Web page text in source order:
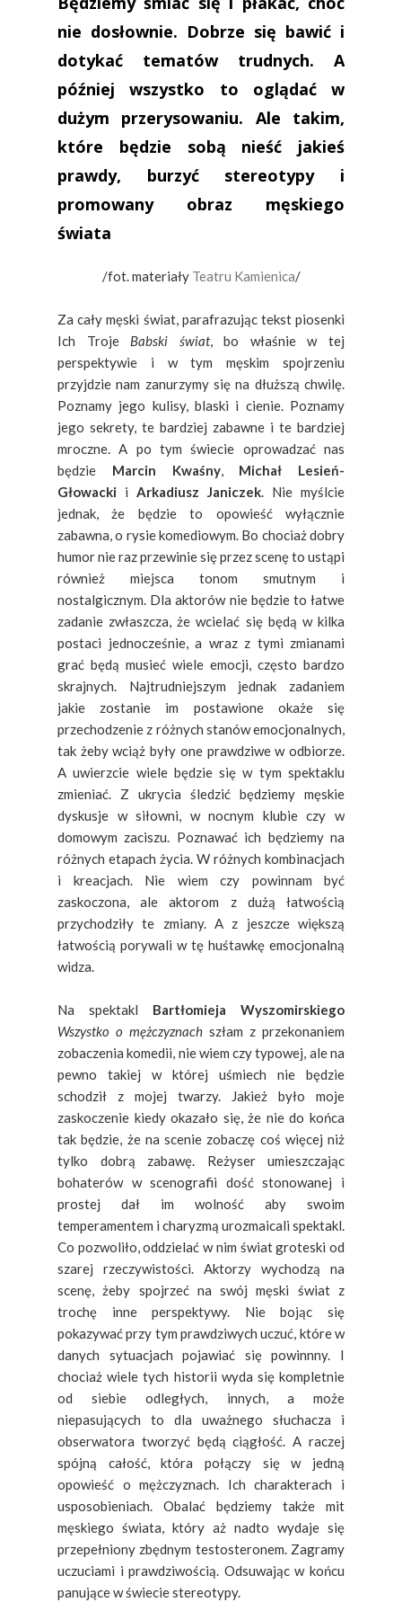
nie dosłownie. Dobrze się bawić i
dotykać tematów trudnych. A
później wszystko to oglądać w
dużym przerysowaniu. Ale takim,
które będzie sobą nieść jakieś
prawdy, burzyć stereotypy i
promowany obraz męskiego
świata
/fot. materiały Teatru Kamienica/
Za cały męski świat, parafrazując tekst piosenki
Ich Troje Babski świat, bo właśnie w tej
perspektywie i w tym męskim spojrzeniu
przyjdzie nam zanurzymy się na dłuższą chwilę.
Poznamy jego kulisy, blaski i cienie. Poznamy
jego sekrety, te bardziej zabawne i te bardziej
mroczne. A po tym świecie oprowadzać nas
będzie Marcin Kwaśny, Michał Lesień-
Głowacki i Arkadiusz Janiczek. Nie myślcie
jednak, że będzie to opowieść wyłącznie
zabawna, o rysie komediowym. Bo chociaż dobry
humor nie raz przewinie się przez scenę to ustąpi
również miejsca tonom smutnym i
nostalgicznym. Dla aktorów nie będzie to łatwe
zadanie zwłaszcza, że wcielać się będą w kilka
postaci jednocześnie, a wraz z tymi zmianami
grać będą musieć wiele emocji, często bardzo
skrajnych. Najtrudniejszym jednak zadaniem
jakie zostanie im postawione okaże się
przechodzenie z różnych stanów emocjonalnych,
tak żeby wciąż były one prawdziwe w odbiorze.
A uwierzcie wiele będzie się w tym spektaklu
zmieniać. Z ukrycia śledzić będziemy męskie
dyskusje w siłowni, w nocnym klubie czy w
domowym zaciszu. Poznawać ich będziemy na
różnych etapach życia. W różnych kombinacjach
i kreacjach. Nie wiem czy powinnam być
zaskoczona, ale aktorom z dużą łatwością
przychodziły te zmiany. A z jeszcze większą
łatwością porywali w tę huśtawkę emocjonalną
widza.
Na spektakl Bartłomieja Wyszomirskiego
Wszystko o mężczyznach szłam z przekonaniem
zobaczenia komedii, nie wiem czy typowej, ale na
pewno takiej w której uśmiech nie będzie
schodził z mojej twarzy. Jakież było moje
zaskoczenie kiedy okazało się, że nie do końca
tak będzie, że na scenie zobaczę coś więcej niż
tylko dobrą zabawę. Reżyser umieszczając
bohaterów w scenografii dość stonowanej i
prostej dał im wolność aby swoim
temperamentem i charyzmą urozmaicali spektakl.
Co pozwoliło, oddzielać w nim świat groteski od
szarej rzeczywistości. Aktorzy wychodzą na
scenę, żeby spojrzeć na swój męski świat z
trochę inne perspektywy. Nie bojąc się
pokazywać przy tym prawdziwych uczuć, które w
danych sytuacjach pojawiać się powinnny. I
chociaż wiele tych historii wyda się kompletnie
od siebie odległych, innych, a może
niepasujących to dla uważnego słuchacza i
obserwatora tworzyć będą ciągłość. A raczej
spójną całość, która połączy się w jedną
opowieść o mężczyznach. Ich charakterach i
usposobieniach. Obalać będziemy także mit
męskiego świata, który aż nadto wydaje się
przepełniony zbędnym testosteronem. Zagramy
uczuciami i prawdziwością. Odsuwając w końcu
panujące w świecie stereotypy.